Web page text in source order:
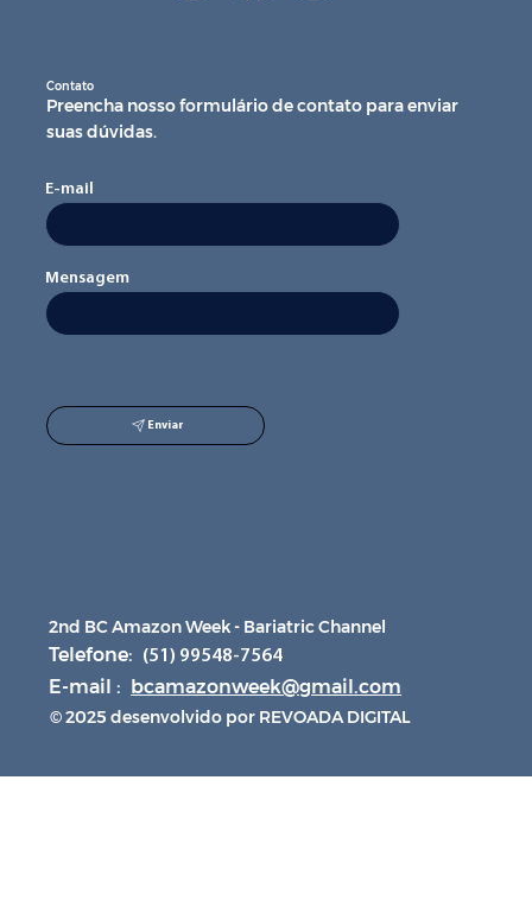
Contato
Preencha nosso formulário de contato para enviar
suas dúvidas.
E-mail
Mensagem
Enviar
2nd BC Amazon Week - Bariatric Channel
Telefone: (51) 99548-7564
E-mail : bcamazonweek@gmail.com
© 2025 desenvolvido por REVOADA DIGITAL